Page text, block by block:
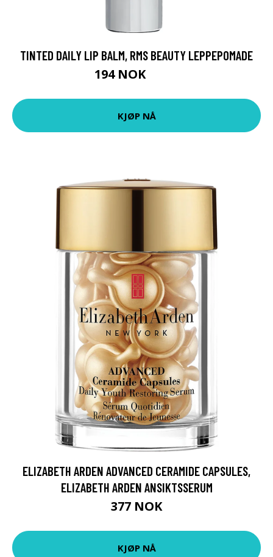
TINTED DAILY LIP BALM, RMS BEAUTY LEPPEPOMADE
194 NOK
KJØP NÅ
ELIZABETH ARDEN ADVANCED CERAMIDE CAPSULES,
ELIZABETH ARDEN ANSIKTSSERUM
377 NOK
KJØP NÅ